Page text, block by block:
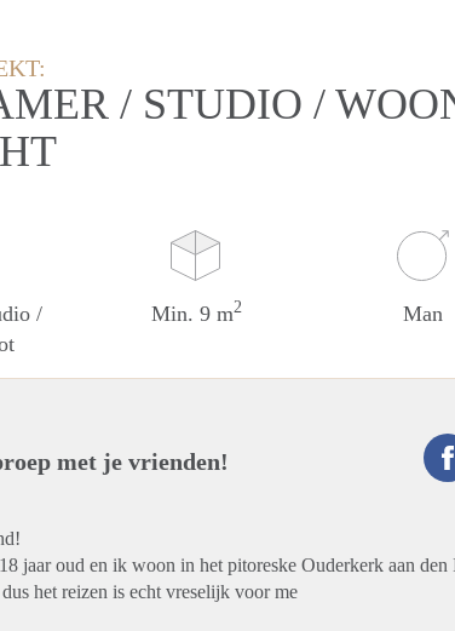
/ STUDIO /
/
Min. 9 m2 Man
met je vrienden!
jaar oud en ik woon in het pitoreske Ouderkerk aan den
het reizen is echt vreselijk voor me